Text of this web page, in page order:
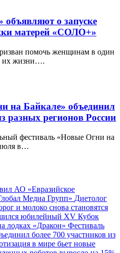
о запуске
матерей «СОЛО+»
помочь женщинам в один
их жизни….
на Байкале» объединил
разных регионов России
фестиваль «Новые Огни на
в…
АО «Евразийское
Медиа Групп» Диетолог
и молоко снова становятся
юбилейный XV Кубок
лодках «Дракон» Фестиваль
более 700 участников из
в мире бьет новые